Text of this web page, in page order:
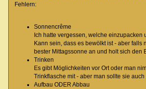
Fehlern:
Sonnencrême
Ich hatte vergessen, welche einzupacken
Kann sein, dass es bewölkt ist - aber falls
bester Mittagssonne an und holt sich den
Trinken
Es gibt Möglichkeiten vor Ort oder man
Trinkflasche mit - aber man sollte sie
Aufbau ODER Abbau